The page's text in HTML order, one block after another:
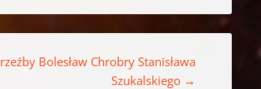
Bolesław Chrobry Stanisława
Szukalskiego →